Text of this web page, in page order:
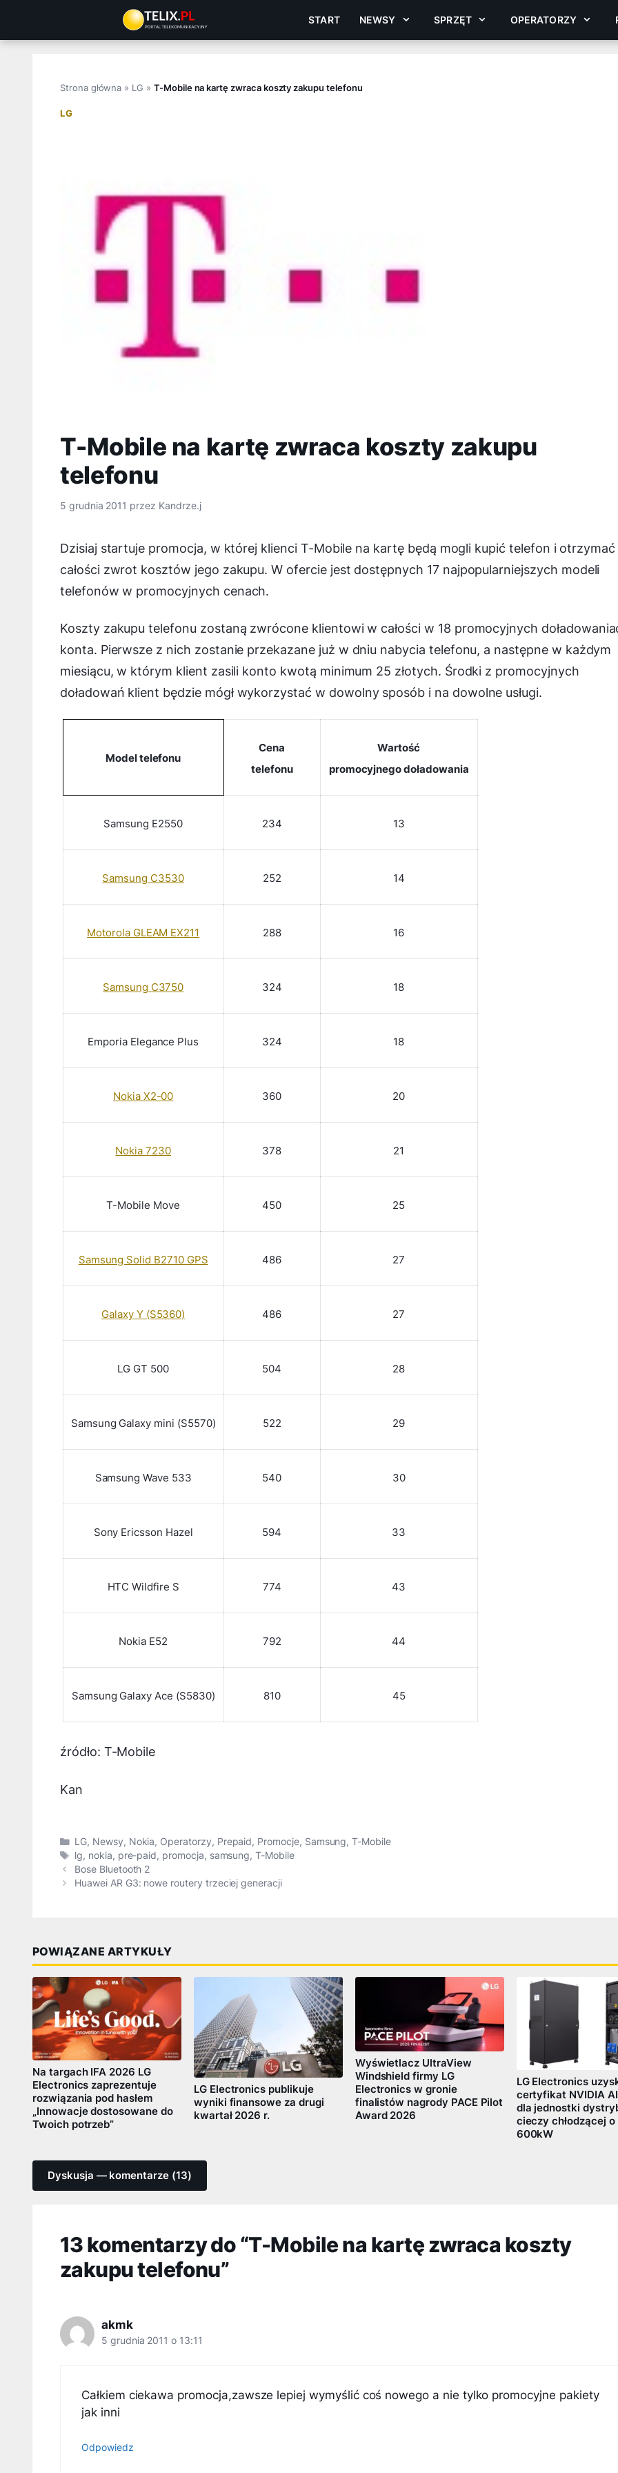
treści
START NEWSY SPRZĘT OPERATORZY
Strona główna » LG » T-Mobile na kartę zwraca koszty zakupu telefonu
LG
T-Mobile na kartę zwraca koszty zakupu
telefonu
5 grudnia 2011 przez Kandrze.j
Dzisiaj startuje promocja, w której klienci T-Mobile na kartę będą mogli kupić telefon i
całości zwrot kosztów jego zakupu. W ofercie jest dostępnych 17 najpopularniejszych modeli
telefonów w promocyjnych cenach.
Koszty zakupu telefonu zostaną zwrócone klientowi w całości w 18 promocyjnych
konta. Pierwsze z nich zostanie przekazane już w dniu nabycia telefonu, a następne w każdym
miesiącu, w którym klient zasili konto kwotą minimum 25 złotych. Środki z promocyjnych
doładowań klient będzie mógł wykorzystać w dowolny sposób i na dowolne usługi.
Modeltelefonu
Cena
telefonu
Wartość
promocyjnego doładowania
Samsung E2550 234 13
Samsung C3530 252 14
Motorola GLEAM EX211 288 16
Samsung C3750 324 18
EmporiaElegance Plus 324 18
Nokia X2-00 360 20
Nokia 7230 378 21
T-Mobile Move 450 25
Samsung Solid B2710 GPS 486 27
Galaxy Y (S5360) 486 27
LG GT 500 504 28
Samsung Galaxy mini (S5570) 522 29
Samsung Wave 533 540 30
Sony Ericsson Hazel 594 33
HTC Wildfire S 774 43
Nokia E52 792 44
Samsung Galaxy Ace (S5830) 810 45
źródło: T-Mobile
Kan
Kategorie
LG, Newsy, Nokia, Operatorzy, Prepaid, Promocje, Samsung,T-Mobile
Tagi
lg, nokia, pre-paid, promocja, samsung,T-Mobile
Bose Bluetooth 2
Huawei AR G3: nowe routery trzeciej generacji
POWIĄZANE ARTYKUŁY
Na targach IFA 2026 LG
Electronics zaprezentuje
rozwiązania pod hasłem
„Innowacje dostosowane do
Twoich potrzeb”
LG Electronics publikuje
wyniki finansowe za drugi
kwartał 2026 r.
Wyświetlacz UltraView
Windshield firmy LG
Electronics w gronie
finalistów nagrody PACE Pilot
Award 2026
LG Electronics
certyfikat NVIDIA
dla jednostki
cieczy chłodzącej
600kW
Dyskusja — komentarze (13)
13 komentarzy do “T-Mobile na kartę zwraca koszty
zakupu telefonu”
akmk
5 grudnia 2011 o 13:11
Całkiem ciekawa promocja,zawsze lepiej wymyślić coś nowego a nie tylko promocyjne pakiety
jak inni
Odpowiedz